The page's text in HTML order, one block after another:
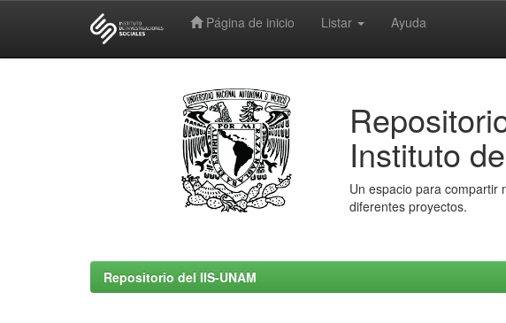
Página de inicio Listar Ayuda
Instituto
Un espacio para compartir
diferentes proyectos.
Repositorio del IIS-UNAM